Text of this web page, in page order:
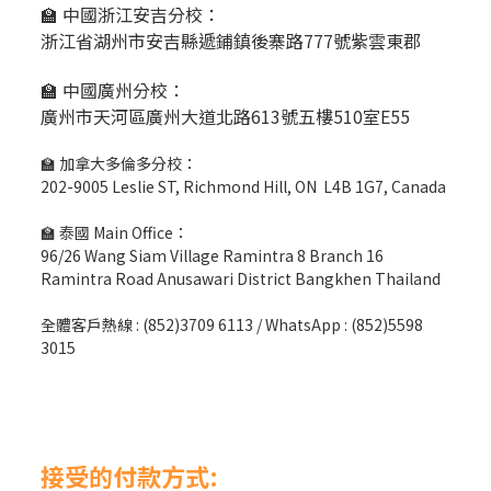
🏫 中國浙江安吉分校：
浙江省湖州市安吉縣遞鋪鎮後寨路777號紫雲東郡
🏫 中國廣州分校：
廣州市天河區廣州大道北路613號五樓510室E55
🏫 加拿大多倫多分校：
202-9005 Leslie ST, Richmond Hill, ON L4B 1G7, Canada
🏫 泰國 Main Office：
96/26 Wang Siam Village Ramintra 8 Branch 16
Ramintra Road Anusawari District Bangkhen Thailand
全體客戶熱線 : (852)3709 6113 / WhatsApp : (852)5598
3015
接受的付款方式: